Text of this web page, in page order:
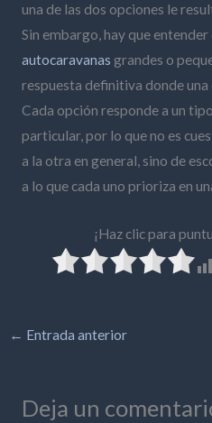
una de las dos opciones le
Sin embargo, hay que
autocaravanas grandes o
respuesta definitiva donde
Cada opción responde a un
particular, por lo que no es
a la otra en general, sino de
a lo que cada uno prioriza en
¡Haz clic para
← Entrada anterior
Deja un